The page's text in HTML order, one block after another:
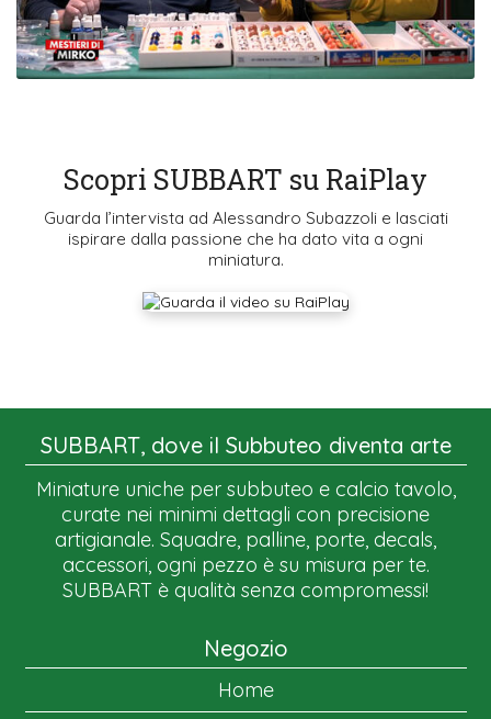
Scopri SUBBART su RaiPlay
Guarda l’intervista ad Alessandro Subazzoli e lasciati
ispirare dalla passione che ha dato vita a ogni
miniatura.
SUBBART, dove il Subbuteo diventa arte
Miniature uniche per subbuteo e calcio tavolo,
curate nei minimi dettagli con precisione
artigianale. Squadre, palline, porte, decals,
accessori, ogni pezzo è su misura per te.
SUBBART è qualità senza compromessi!
Negozio
Home